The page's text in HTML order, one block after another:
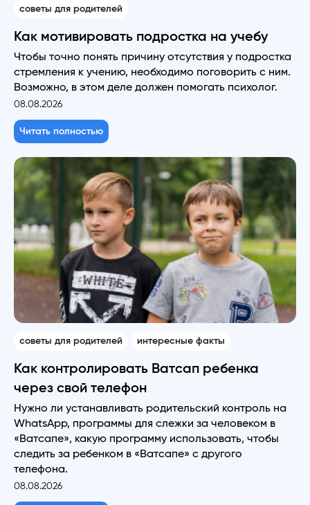
советы для родителей
Как мотивировать подростка на учебу
Чтобы точно понять причину отсутствия у подростка
стремления к учению, необходимо поговорить с ним.
Возможно, в этом деле должен помогать психолог.
08.08.2026
Читать полностью
советы для родителей интересные факты
Как контролировать Ватсап ребенка
через свой телефон
Нужно ли устанавливать родительский контроль на
WhatsApp, программы для слежки за человеком в
«Ватсапе», какую программу использовать, чтобы
следить за ребенком в «Ватсапе» с другого
телефона.
08.08.2026